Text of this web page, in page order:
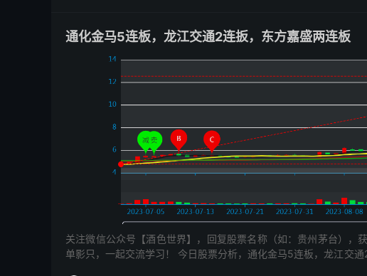
通化金马5连板，龙江交通2连扳，东方嘉盛两连板
关注微信公众号【酒色世界】，回复股票名称（如：贵州茅台），
单影只，一起交流学习！ 今日股票分析，通化金马5连板，龙江交